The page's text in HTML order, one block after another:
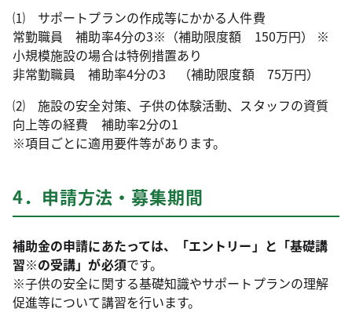
⑴ サポートプランの作成等にかかる人件費
常勤職員 補助率4分の3※（補助限度額 150万円） ※
小規模施設の場合は特例措置あり
非常勤職員 補助率4分の3 （補助限度額 75万円）
⑵ 施設の安全対策、子供の体験活動、スタッフの資質
向上等の経費 補助率2分の1
※項目ごとに適用要件等があります。
4．申請方法・募集期間
補助金の申請にあたっては、「エントリー」と「基礎講
習※の受講」が必須です。
※子供の安全に関する基礎知識やサポートプランの理解
促進等について講習を行います。